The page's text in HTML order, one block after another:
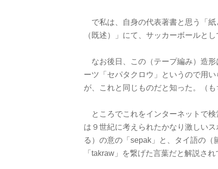
で私は、自身の代表著書と思う「
（既述）」にて、サッカーボールと
なお後日、この（テープ編み）造
ーツ「セパタクロウ」というので用
が、これと同じものだと知った。（
ところでこれをインターネットで
は９世紀に考えられたかなり激しい
る）の意の「sepak」と、タイ語の（
「takraw」を繋げた言葉だと解説さ